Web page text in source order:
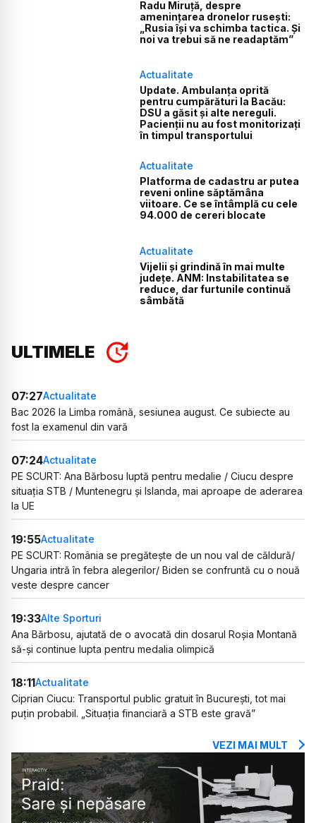
Radu Miruță, despre
amenințarea dronelor rusești:
„Rusia își va schimba tactica. Și
noi va trebui să ne readaptăm”
Actualitate
Update. Ambulanța oprită
pentru cumpărături la Bacău:
DSU a găsit și alte nereguli.
Pacienții nu au fost monitorizați
în timpul transportului
Actualitate
Platforma de cadastru ar putea
reveni online săptămâna
viitoare. Ce se întâmplă cu cele
94.000 de cereri blocate
Actualitate
Vijelii și grindină în mai multe
județe. ANM: Instabilitatea se
reduce, dar furtunile continuă
sâmbătă
ULTIMELE
07:27Actualitate
Bac 2026 la Limba română, sesiunea august. Ce subiecte au
fost la examenul din vară
07:24Actualitate
PE SCURT: Ana Bărbosu luptă pentru medalie / Ciucu despre
situația STB / Muntenegru și Islanda, mai aproape de aderarea
la UE
19:55Actualitate
PE SCURT: România se pregătește de un nou val de căldură/
Ungaria intră în febra alegerilor/ Biden se confruntă cu o nouă
veste despre cancer
19:33Alte Sporturi
Ana Bărbosu, ajutată de o avocată din dosarul Roșia Montană
să-și continue lupta pentru medalia olimpică
18:11Actualitate
Ciprian Ciucu: Transportul public gratuit în București, tot mai
puțin probabil. „Situația financiară a STB este gravă”
VEZI MAI MULT